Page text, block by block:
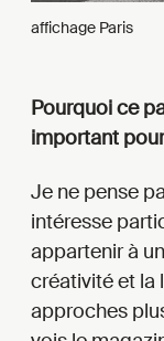
affichage Paris
Pourquoi ce
important
Je ne pense
intéresse
appartenir à
créativité et la
approches